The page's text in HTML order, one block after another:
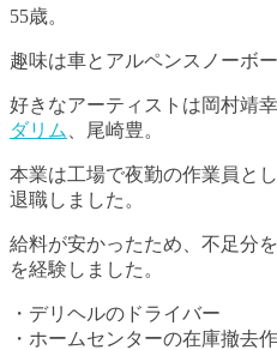
55歳。
趣味は車とアルペンスノーボ
好きなアーティストは岡村靖
ダリム
、尾崎豊。
本業は工場で夜勤の作業員と
退職しました。
給料が安かったため、不足分
を経験しました。
・デリヘルのドライバー
・ホームセンターの在庫撤去